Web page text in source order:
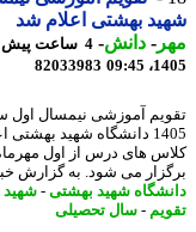
بهشتی اعلام شد
-دانش -
82033983
1405 دانشگاه شهید بهشتی
می شود. به گزارش خبرنگار
شهید بهشتی-شهید
-سال تحصیلی